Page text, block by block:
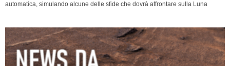
automatica, simulando alcune delle sfide che dovrà affrontare sulla Luna